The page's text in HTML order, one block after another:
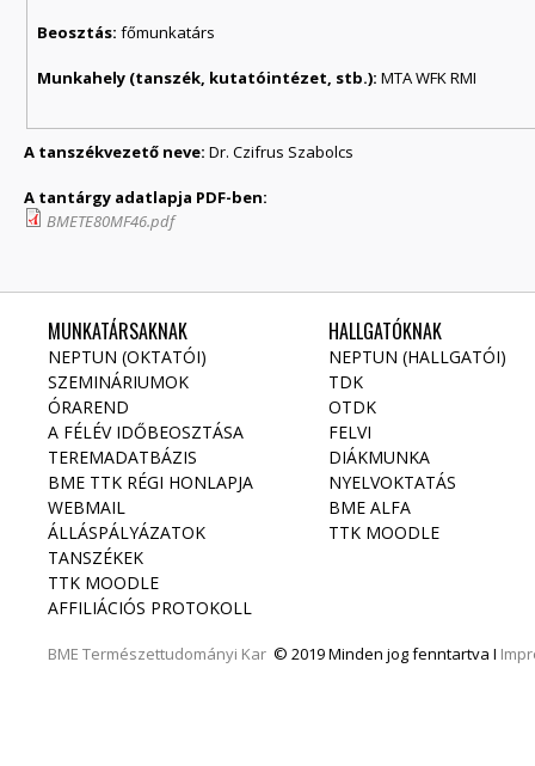
Beosztás:főmunkatárs
Munkahely (tanszék, kutatóintézet, stb.):MTA WFK RMI
A tanszékvezető neve: Dr. Czifrus Szabolcs
A tantárgy adatlapja PDF-ben:
BMETE80MF46.pdf
MUNKATÁRSAKNAK
NEPTUN (OKTATÓI)
SZEMINÁRIUMOK
ÓRAREND
A FÉLÉV IDŐBEOSZTÁSA
TEREMADATBÁZIS
BME TTK RÉGI HONLAPJA
WEBMAIL
ÁLLÁSPÁLYÁZATOK
TANSZÉKEK
TTK MOODLE
AFFILIÁCIÓS PROTOKOLL
BME Természettudományi Kar © 2019 Minden jog fenntartva I
HALLGATÓKNAK
NEPTUN (HALLGATÓI)
TDK
OTDK
FELVI
DIÁKMUNKA
NYELVOKTATÁS
BME ALFA
TTK MOODLE